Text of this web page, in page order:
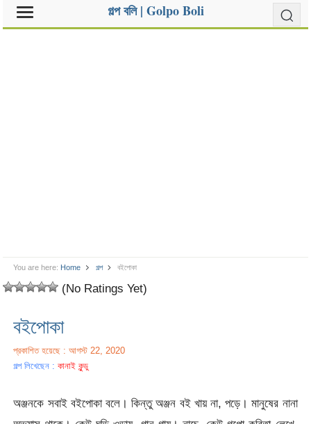
গল্প বলি | Golpo Boli
You are here: Home গল্প বইপোকা
(No Ratings Yet)
বইপোকা
প্রকাশিত হয়েছে : আগস্ট 22, 2020
গল্প লিখেছেন :কানাই কুন্ডু
অঞ্জনকে সবাই বইপোকা বলে। কিন্তু অঞ্জন বই খায় না, পড়ে। মানুষের নানা